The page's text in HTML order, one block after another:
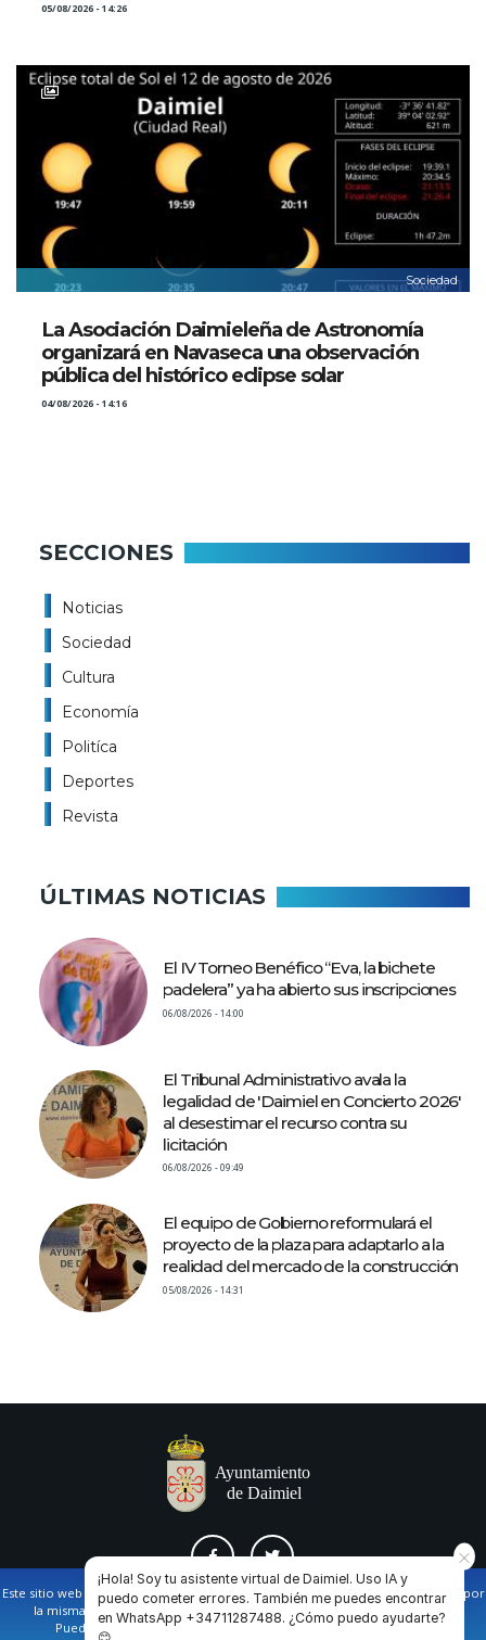
05/08/2026 - 14:26
Sociedad
La Asociación Daimieleña de Astronomía
organizará en Navaseca una observación
pública del histórico eclipse solar
04/08/2026 - 14:16
SECCIONES
Noticias
Sociedad
Cultura
Economía
Politíca
Deportes
Revista
ÚLTIMAS NOTICIAS
El IV Torneo Benéfico “Eva, la bichete
padelera” ya ha abierto sus inscripciones
06/08/2026 - 14:00
El Tribunal Administrativo avala la
legalidad de 'Daimiel en Concierto 2026'
al desestimar el recurso contra su
licitación
06/08/2026 - 09:49
El equipo de Gobierno reformulará el
proyecto de la plaza para adaptarlo a la
realidad del mercado de la construcción
05/08/2026 - 14:31
AVISO LEGAL Y POLÍTICA DE PRIVACIDAD COOKIES CONTACTO
Este sitio web utiliza cookies propias y de terceros para facilitar la navegación por
la misma y obtener datos estadísticos de la navegación de los usuarios.
Puede obtener más información en nuestrapolítica de cookies
¡Hola! Soy tu asistente virtual de Daimiel. Uso IA y
puedo cometer errores. También me puedes encontrar
en WhatsApp +34711287488. ¿Cómo puedo ayudarte?